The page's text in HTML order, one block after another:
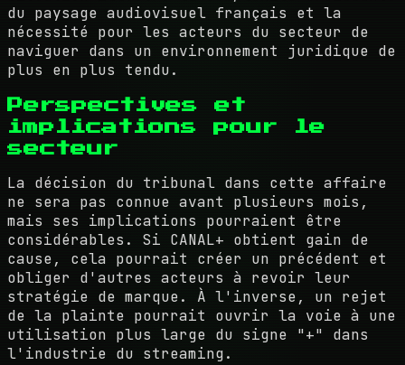
du paysage audiovisuel français et la
nécessité pour les acteurs du secteur de
naviguer dans un environnement juridique de
plus en plus tendu.
Perspectives et
implications pour le
secteur
La décision du tribunal dans cette affaire
ne sera pas connue avant plusieurs mois,
mais ses implications pourraient être
considérables. Si CANAL+ obtient gain de
cause, cela pourrait créer un précédent et
obliger d'autres acteurs à revoir leur
stratégie de marque. À l'inverse, un rejet
de la plainte pourrait ouvrir la voie à une
utilisation plus large du signe "+" dans
l'industrie du streaming.